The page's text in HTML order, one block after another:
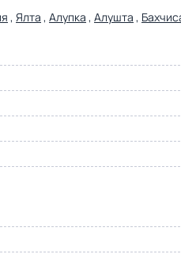
, Ялта , Алупка , Алушта ,